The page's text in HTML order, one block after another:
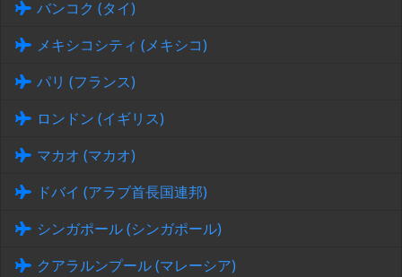
バンコク (タイ)
メキシコシティ (メキシコ)
パリ (フランス)
ロンドン (イギリス)
マカオ (マカオ)
ドバイ (アラブ首長国連邦)
シンガポール (シンガポール)
クアラルンプール (マレーシア)